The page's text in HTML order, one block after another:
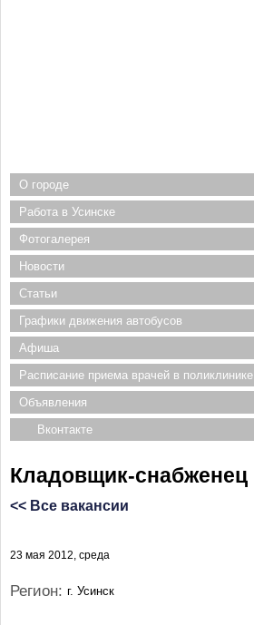
О городе
Работа в Усинске
Фотогалерея
Новости
Статьи
Графики движения автобусов
Афиша
Расписание приема врачей в поликлинике
Объявления
Вконтакте
Кладовщик-снабженец
<< Все вакансии
23 мая 2012, среда
Регион: г. Усинск